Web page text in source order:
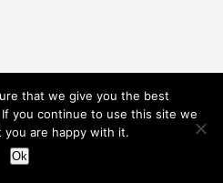
that we give you the best
you continue to use this site we
you are happy with it.
Ok